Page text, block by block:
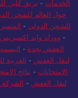
الخدمات - بريق كلين
حول العالم للشحن
للشحن الدولي -
- وورلد وايد
العفش بجدة -
لنقل العفش - العربية
الامتحانات - نتائج
لنقل العفش -